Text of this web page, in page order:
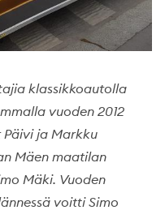
klassikkoautolla
vuoden 2012
ja Markku
Mäen maatilan
Mäki. Vuoden
voitti Simo